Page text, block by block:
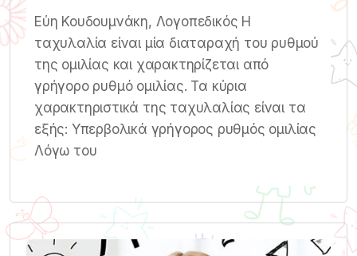
Εύη Κουδουμνάκη, Λογοπεδικός Η
ταχυλαλία είναι μία διαταραχή του ρυθμού
της ομιλίας και χαρακτηρίζεται από
γρήγορο ρυθμό ομιλίας. Τα κύρια
χαρακτηριστικά της ταχυλαλίας είναι τα
εξής: Υπερβολικά γρήγορος ρυθμός ομιλίας
Λόγω του